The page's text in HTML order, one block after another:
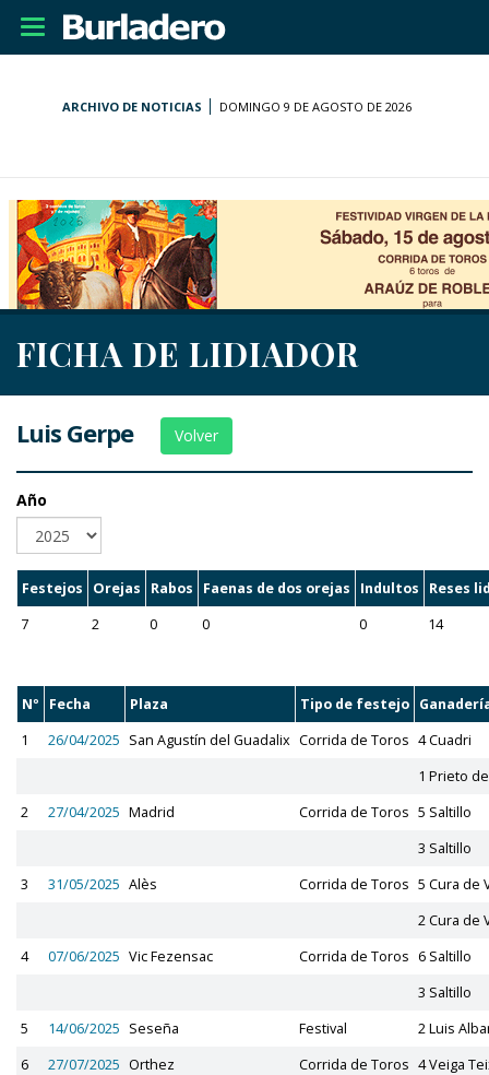
Desplegar
navegación
ARCHIVO DE NOTICIAS DOMINGO 9 DE AGOSTO DE 2026
FICHA DE LIDIADOR
Luis Gerpe Volver
Año
Festejos Orejas Rabos Faenas de dos orejas Indultos
Reses
7
2 0 0 0 14
Nº Fecha Plaza Tipo de festejo
1
26/04/2025 San Agustín del Guadalix Corrida de Toros 4 Cuadri
1 Prieto
2
27/04/2025 Madrid Corrida de Toros 5 Saltillo
3 Saltillo
3
31/05/2025 Alès Corrida de Toros 5 Cura de
2 Cura de
4
07/06/2025 Vic Fezensac Corrida de Toros 6 Saltillo
3 Saltillo
5
14/06/2025 Seseña Festival
2 Luis
6
27/07/2025 Orthez Corrida de Toros 4 Veiga